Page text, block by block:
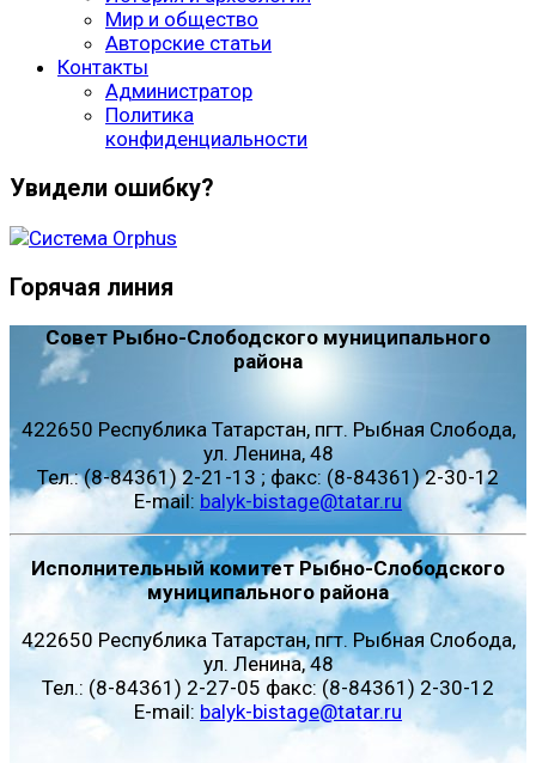
Мир и общество
Авторские статьи
Контакты
Администратор
Политика
конфиденциальности
Увидели ошибку?
Горячая линия
Совет Рыбно-Слободского муниципального
района
422650 Республика Татарстан, пгт. Рыбная Слобода,
ул. Ленина, 48
Тел.: (8-84361) 2-21-13 ; факс: (8-84361) 2-30-12
E-mail: balyk-bistage@tatar.ru
Исполнительный комитет Рыбно-Слободского
муниципального района
422650 Республика Татарстан, пгт. Рыбная Слобода,
ул. Ленина, 48
Тел.: (8-84361) 2-27-05 факс: (8-84361) 2-30-12
E-mail: balyk-bistage@tatar.ru